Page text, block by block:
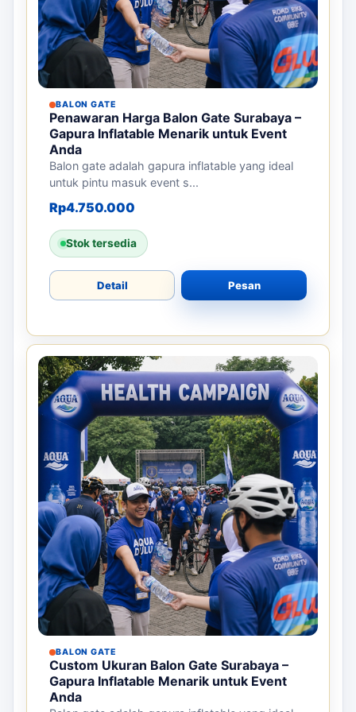
BALON GATE
Penawaran Harga Balon Gate Surabaya –
Gapura Inflatable Menarik untuk Event
Anda
Balon gate adalah gapura inflatable yang ideal
untuk pintu masuk event s...
Rp4.750.000
Stok tersedia
Detail Pesan
BALON GATE
Custom Ukuran Balon Gate Surabaya –
Gapura Inflatable Menarik untuk Event
Anda